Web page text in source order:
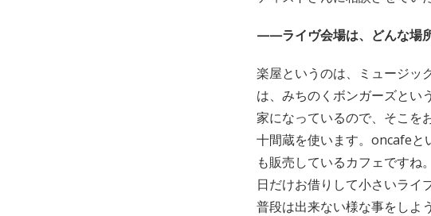
——ライヴ会場は、どんな場
楽屋というのは、ミュージッ
は、みちのくボンガーズとい
家になっているので、そこを
十間蔵を使います。oncafeと
も販売しているカフェですね
日だけお借りして小さいライ
普段は出来ない様な事をしよ